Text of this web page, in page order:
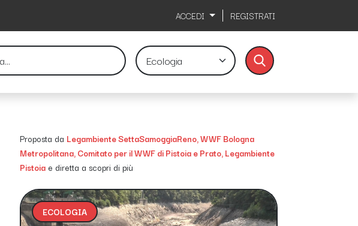
ACCEDI REGISTRATI
Proposta da Legambiente SettaSamoggiaReno, WWF Bologna
Metropolitana, Comitato per il WWF di Pistoia e Prato, Legambiente
Pistoia e diretta a scopri di più
ECOLOGIA